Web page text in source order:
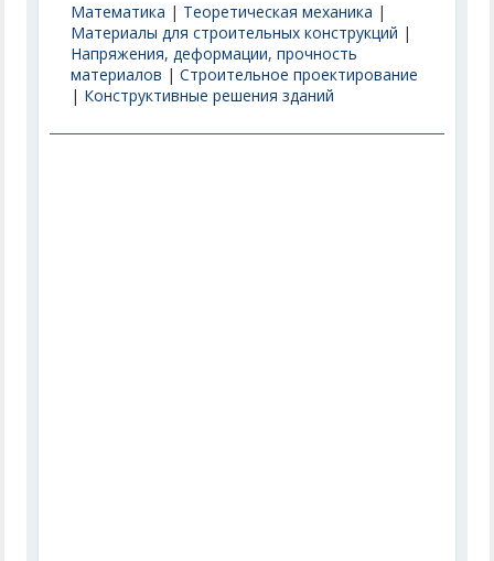
Математика | Теоретическая механика |
Материалы для строительных конструкций |
Напряжения, деформации, прочность
материалов |Строительное проектирование
| Конструктивные решения зданий